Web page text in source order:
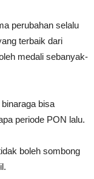
perubahan selalu
terbaik dari
medali sebanyak-
bisa
periode PON lalu.
boleh sombong